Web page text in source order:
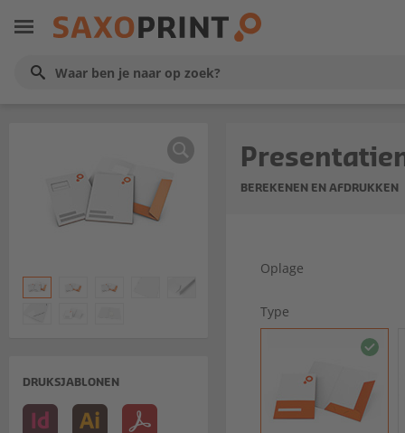
DRUKSJABLONEN
BEREKENEN EN AFDRUKKEN
Oplage
Type